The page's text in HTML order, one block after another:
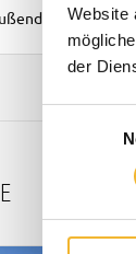
Website
der